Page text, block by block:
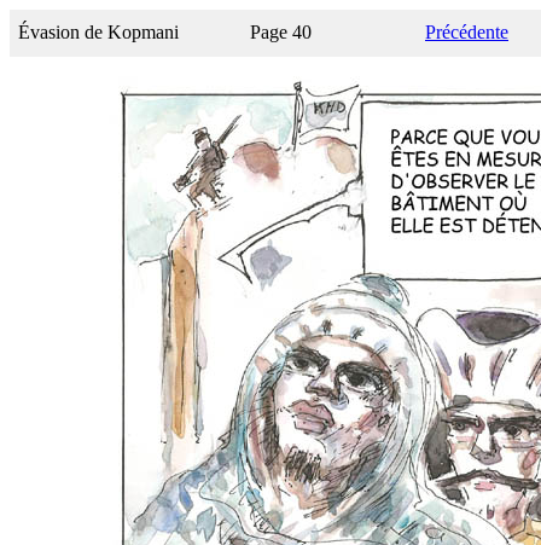
Évasion de Kopmani Page 40 Précédente